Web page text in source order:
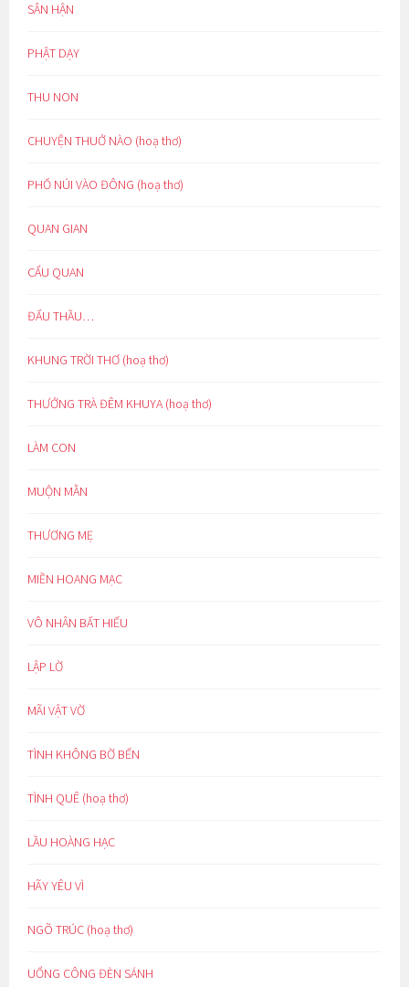
SÂN HẬN
PHẬT DẠY
THU NON
CHUYỆN THUỞ NÀO (hoạ thơ)
PHỐ NÚI VÀO ĐÔNG (hoạ thơ)
QUAN GIAN
CẨU QUAN
ĐẤU THẦU…
KHUNG TRỜI THƠ (hoạ thơ)
THƯỞNG TRÀ ĐÊM KHUYA (hoạ thơ)
LÀM CON
MUỘN MẰN
THƯƠNG MẸ
MIỀN HOANG MẠC
VÔ NHÂN BẤT HIẾU
LẬP LỜ
MÃI VẬT VỜ
TÌNH KHÔNG BỜ BẾN
TÌNH QUÊ (hoạ thơ)
LẦU HOÀNG HẠC
HÃY YÊU VÌ
NGÕ TRÚC (hoạ thơ)
UỔNG CÔNG ĐÈN SÁNH